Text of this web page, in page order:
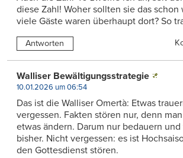
diese Zahl! Woher sollten sie das schon
viele Gäste waren überhaupt dort? So
Antworten
Walliser Bewältigungsstrategie
10.01.2026 um 06:54
Das ist die Walliser Omertà: Etwas
vergessen. Fakten stören nur, denn
etwas ändern. Darum nur bedauern
bisher. Nicht vergessen: es ist
den Gottesdienst stören.